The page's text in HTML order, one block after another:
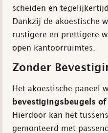
scheiden en
Dankzij de akoestische
rustigere en prettigere
open kantoorruimtes.
Zonder
Het akoestische paneel
bevestigingsbeugels
Hierdoor kan het
gemonteerd met